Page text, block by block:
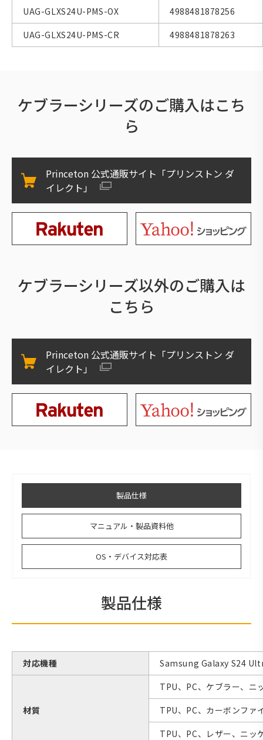
UAG-GLXS24U-PMS-OX
4988481878256
UAG-GLXS24U-PMS-CR
4988481878263
ケブラーシリーズのご購入はこち
ら
Princeton 公式通販サイト「プリンストン ダ
イレクト」
ケブラーシリーズ以外のご購入は
こちら
Princeton 公式通販サイト「プリンストン ダ
イレクト」
製品仕様
マニュアル・製品資料他
OS・デバイス対応表
製品仕様
対応機種 Samsung Galaxy S24
材質
TPU、PC、ケブラー、ニ
TPU、PC、カーボンファ
TPU、PC、レザー、ニッ